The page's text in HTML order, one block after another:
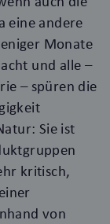
eine andere
Monate
und alle –
– spüren die
Sie ist
kritisch,
von